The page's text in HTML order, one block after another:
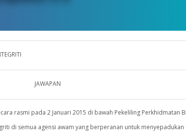
JAWAPAN
rasmi pada 2 Januari 2015 di bawah Pekeliling Perkhidmatan
di semua agensi awam yang berperanan untuk menyepadukan